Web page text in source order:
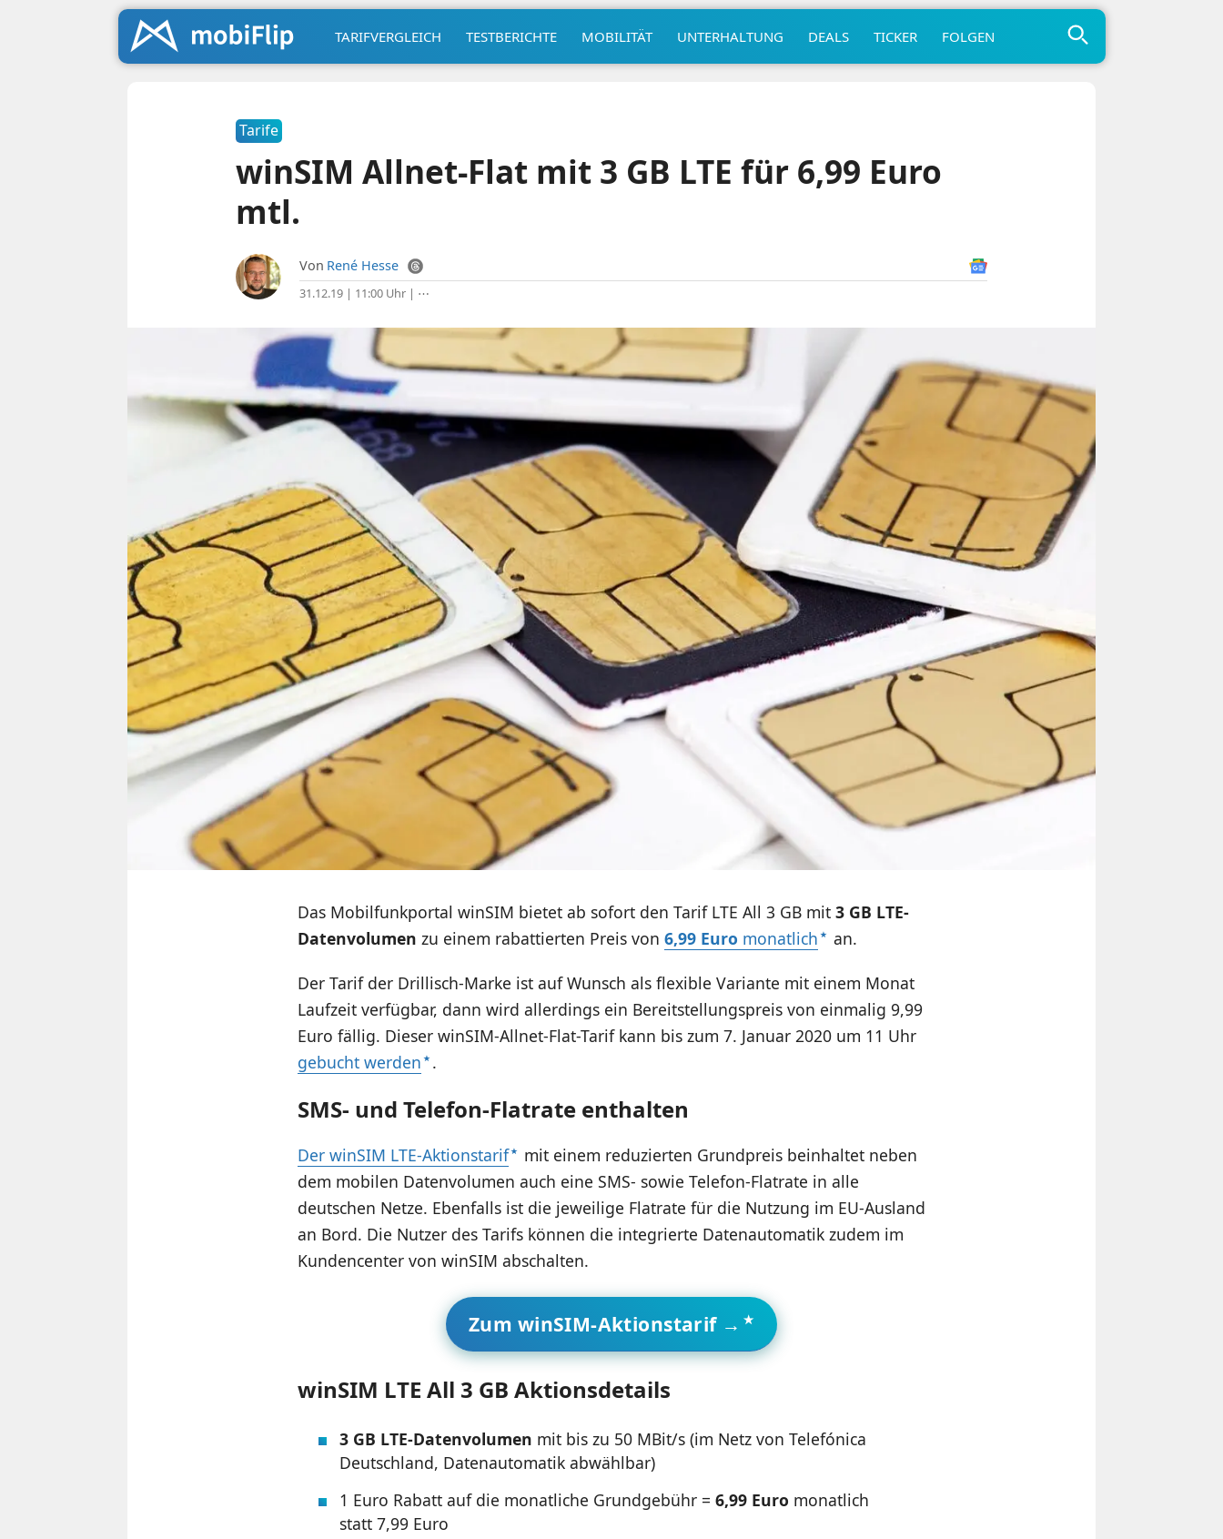
TARIFVERGLEICH TESTBERICHTE MOBILITÄT UNTERHALTUNG DEALS TICKER FOLGEN
Tarife
winSIM Allnet-Flat mit 3 GB LTE für 6,99 Euro
mtl.
Von René Hesse
31.12.19 | 11:00 Uhr| ⋯
Das Mobilfunkportal winSIM bietet ab sofort den Tarif LTE All 3 GB mit 3 GB LTE-
Datenvolumen zu einem rabattierten Preis von 6,99 Euro monatlich an.
Der Tarif der Drillisch-Marke ist auf Wunsch als flexible Variante mit einem Monat
Laufzeit verfügbar, dann wird allerdings ein Bereitstellungspreis von einmalig 9,99
Euro fällig. Dieser winSIM-Allnet-Flat-Tarif kann bis zum 7. Januar 2020 um 11 Uhr
gebucht werden .
SMS- und Telefon-Flatrate enthalten
Der winSIM LTE-Aktionstarif
mit einem reduzierten Grundpreis beinhaltet neben
dem mobilen Datenvolumen auch eine SMS- sowie Telefon-Flatrate in alle
deutschen Netze. Ebenfalls ist die jeweilige Flatrate für die Nutzung im EU-Ausland
an Bord. Die Nutzer des Tarifs können die integrierte Datenautomatik zudem im
Kundencenter von winSIM abschalten.
Zum winSIM-Aktionstarif →
winSIM LTE All 3 GB Aktionsdetails
3 GB LTE-Datenvolumen mit bis zu 50 MBit/s (im Netz von Telefónica
Deutschland, Datenautomatik abwählbar)
1 Euro Rabatt auf die monatliche Grundgebühr = 6,99 Euro monatlich
statt 7,99 Euro